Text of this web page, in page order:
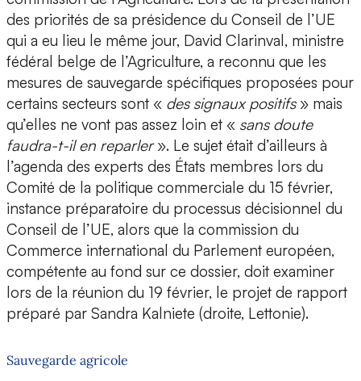
des priorités de sa présidence du Conseil de l’UE
qui a eu lieu le même jour, David Clarinval, ministre
fédéral belge de l’Agriculture, a reconnu que les
mesures de sauvegarde spécifiques proposées pour
certains secteurs sont « des signaux positifs» mais
qu’elles ne vont pas assez loin et « sans doute
faudra-t-il en reparler». Le sujet était d’ailleurs à
l’agenda des experts des États membres lors du
Comité de la politique commerciale du 15 février,
instance préparatoire du processus décisionnel du
Conseil de l’UE, alors que la commission du
Commerce international du Parlement européen,
compétente au fond sur ce dossier, doit examiner
lors de la réunion du 19 février, le projet de rapport
préparé par Sandra Kalniete (droite, Lettonie).
Sauvegarde agricole